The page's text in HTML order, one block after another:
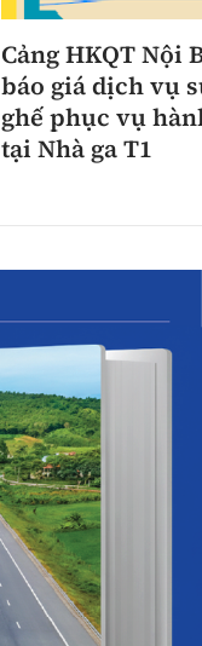
Cảng HKQT Nội
báo giá dịch vụ
ghế phục vụ
tại Nhà ga T1